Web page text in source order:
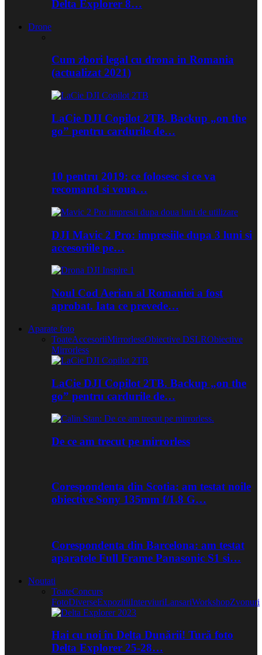
Delta Explorer 8…
Drone
Cum zbori legal cu drona in Romania
(actualizat 2021)
LaCie DJI Copilot 2TB. Backup „on the
go” pentru cardurile de…
10 pentru 2019: ce folosesc si ce va
recomand si voua…
DJI Mavic 2 Pro: impresiile dupa 3 luni si
accesoriile pe…
Noul Cod Aerian al Romaniei a fost
aprobat. Iata ce prevede…
Aparate foto
ToateAccesoriiMirrorlessObiective DSLRObiective
Mirrorless
LaCie DJI Copilot 2TB. Backup „on the
go” pentru cardurile de…
De ce am trecut pe mirrorless
Corespondenta din Scotia: am testat noile
obiective Sony 135mm f/1.8 G…
Corespondenta din Barcelona: am testat
aparatele Full Frame Panasonic S1 si…
Noutati
ToateConcurs
FotoDiverseExpozitiiInterviuriLansariWorkshopZvonuri
Hai cu noi în Delta Dunării! Tură foto
Delta Explorer 25-28…